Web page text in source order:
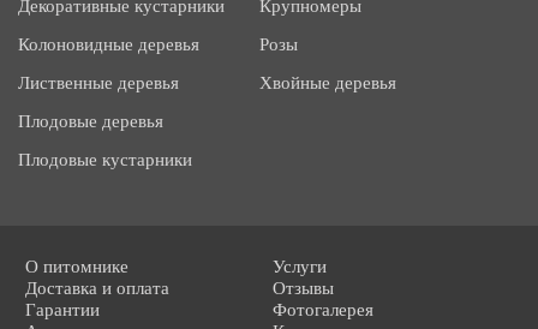
Декоративные кустарники
Колоновидные деревья
Лиственные деревья
Плодовые деревья
Плодовые кустарники
Крупномеры
Розы
Хвойные деревья
О питомнике
Услуги
Доставка и оплата
Отзывы
Гарантии
Фотогалерея